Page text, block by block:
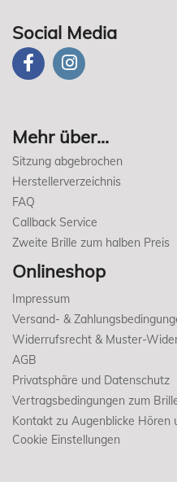
Social Media
Mehr über...
Sitzung abgebrochen
Herstellerverzeichnis
FAQ
Callback Service
Zweite Brille zum halben Preis
Onlineshop
Impressum
Versand- &
Widerrufsrecht & Muster-
AGB
Privatsphäre und Datenschutz
Vertragsbedingungen zum
Kontakt zu Augenblicke Hören
Cookie Einstellungen